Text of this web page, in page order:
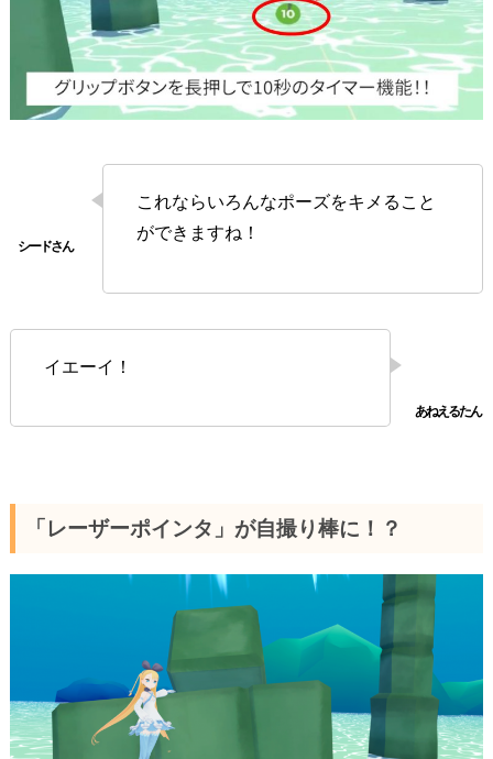
これならいろんなポーズをキメること
ができますね！
イエーイ！
「レーザーポインタ」が自撮り棒に！？